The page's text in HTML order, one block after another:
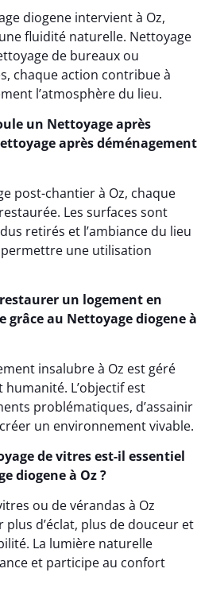
diogene intervient à Oz,
fluidité naturelle. Nettoyage
de bureaux ou
chaque action contribue à
l’atmosphère du lieu.
un Nettoyage après
après déménagement
post-chantier à Oz, chaque
Les surfaces sont
retirés et l’ambiance du lieu
une utilisation
un logement en
au Nettoyage diogene à
insalubre à Oz est géré
L’objectif est
problématiques, d’assainir
un environnement vivable.
de vitres est-il essentiel
diogene à Oz ?
ou de vérandas à Oz
plus d’éclat, plus de douceur et
La lumière naturelle
et participe au confort